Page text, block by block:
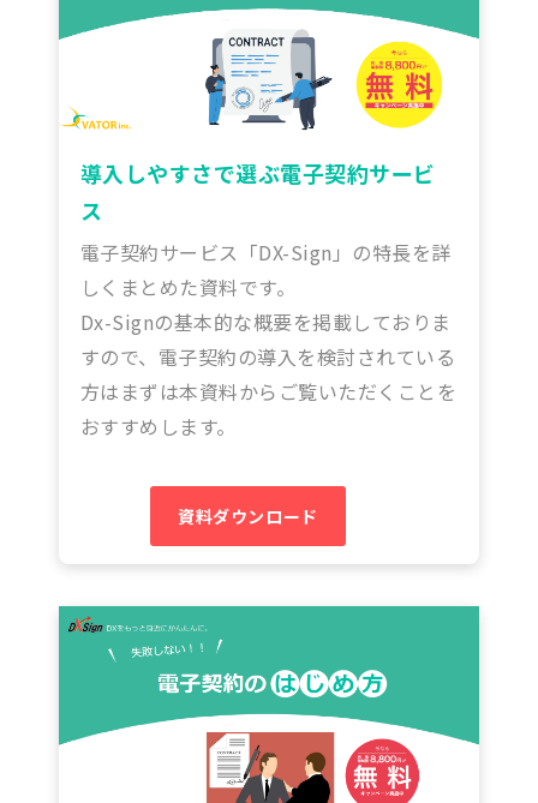
導入しやすさで選ぶ電子契約サービ
ス
電子契約サービス「DX-Sign」の特長を詳
しくまとめた資料です。
Dx-Signの基本的な概要を掲載しておりま
すので、電子契約の導入を検討されている
方はまずは本資料からご覧いただくことを
おすすめします。
資料ダウンロード